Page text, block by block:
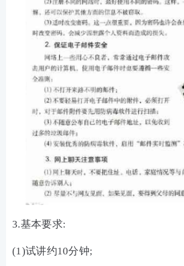
3.基本要求:
(1)试讲约10分钟;